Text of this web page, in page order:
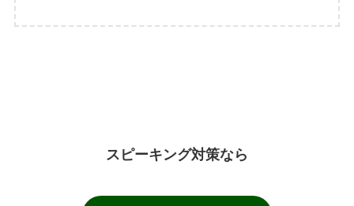
スピーキング対策なら